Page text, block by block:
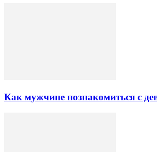
Как мужчине познакомиться с